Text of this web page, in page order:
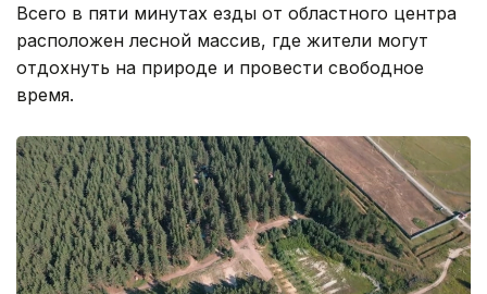
Всего в пяти минутах езды от областного центра
расположен лесной массив, где жители могут
отдохнуть на природе и провести свободное
время.